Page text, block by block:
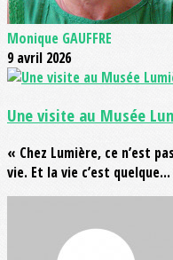
Monique GAUFFRE
9 avril 2026
Une visite au Musée
« Chez Lumière, ce n’est
vie. Et la vie c’est quelque...